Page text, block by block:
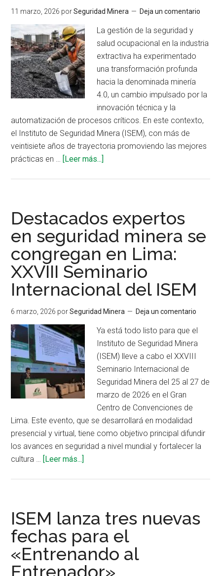
2025
11 marzo, 2026 porSeguridad Minera Deja un comentario
La gestión de la seguridad y
salud ocupacional en la industria
extractiva ha experimentado
una transformación profunda
hacia la denominada minería
4.0, un cambio impulsado por la
innovación técnica y la
automatización de procesos críticos. En este contexto,
el Instituto de Seguridad Minera (ISEM), con más de
veintisiete años de trayectoria promoviendo las mejores
prácticas en … [Leer más...]
en
muestreo
de
concentrado
mantenimiento
portacontenedores
Destacados expertos
en seguridad minera se
congregan en Lima:
XXVIII Seminario
Internacional del ISEM
6 marzo, 2026 porSeguridad Minera Deja un comentario
Ya está todo listo para que el
Instituto de Seguridad Minera
(ISEM) lleve a cabo el XXVIII
Seminario Internacional de
Seguridad Minera del 25 al 27 de
marzo de 2026 en el Gran
Centro de Convenciones de
Lima. Este evento, que se desarrollará en modalidad
presencial y virtual, tiene como objetivo principal difundir
los avances en seguridad a nivel mundial y fortalecer la
cultura … [Leer más...]
seguridad
minera
se
congregan
ISEM lanza tres nuevas
fechas para el
«Entrenando al
Entrenador»